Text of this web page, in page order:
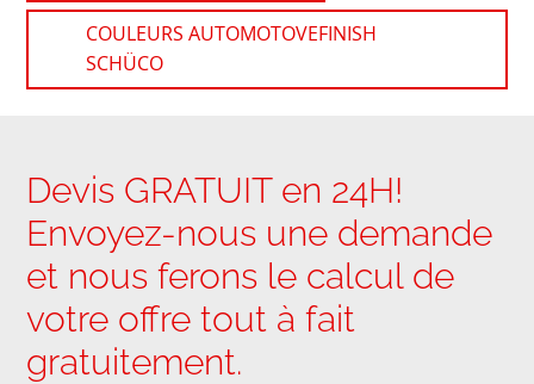
COULEURS AUTOMOTOVEFINISH
SCHÜCO
Devis GRATUIT en 24H!
Envoyez-nous une demande
et nous ferons le calcul de
votre offre tout à fait
gratuitement.